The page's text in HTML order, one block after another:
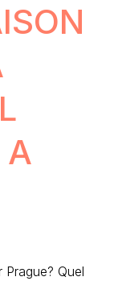
A
Prague? Quel